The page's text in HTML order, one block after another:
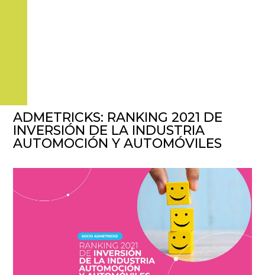
ADMETRICKS: RANKING 2021 DE
INVERSIÓN DE LA INDUSTRIA
AUTOMOCIÓN Y AUTOMÓVILES